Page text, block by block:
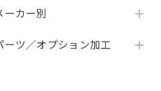
カー別
ーツ／オプション加工